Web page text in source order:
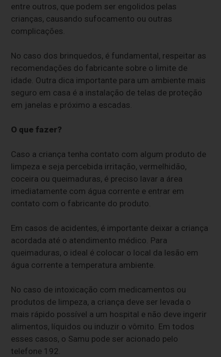
entre outros, que podem ser engolidos pelas
crianças, causando sufocamento ou outras
complicações.
No caso dos brinquedos, é fundamental, respeitar as
recomendações do fabricante sobre o limite de
idade. Outra dica importante para um ambiente mais
seguro em casa é a instalação de telas de proteção
em janelas e próximo a escadas.
O que fazer?
Caso a criança tenha contato com algum produto de
limpeza e seja percebida irritação, vermelhidão,
coceira ou queimaduras, é preciso lavar a área
imediatamente com água corrente e entrar em
contato com o fabricante do produto.
Em casos de acidentes, é importante deixar a criança
acordada até o atendimento médico. Para
queimaduras, o ideal é colocar o local da lesão em
água corrente a temperatura ambiente.
No caso de intoxicação com medicamentos ou
produtos de limpeza, a criança deve ser levada o
mais rápido possível a um hospital e não deve ingerir
alimentos, líquidos ou induzir o vômito. Em todos
esses casos, o Samu pode ser acionado pelo
telefone 192.